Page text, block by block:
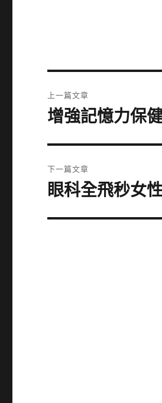
章
上一篇文章
上
篇
章:
增強記憶力保
下一篇文章
下
篇
眼科全飛秒女